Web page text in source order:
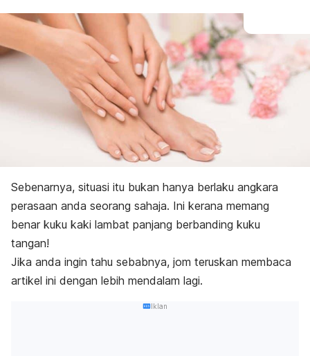
Sebenarnya, situasi itu bukan hanya berlaku angkara
perasaan anda seorang sahaja. Ini kerana memang
benar kuku kaki lambat panjang berbanding kuku
tangan!
Jika anda ingin tahu sebabnya, jom teruskan membaca
artikel ini dengan lebih mendalam lagi.
Iklan